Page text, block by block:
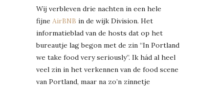
Wij verbleven drie nachten in een hele
fijne AirBNB in de wijk Division. Het
informatieblad van de hosts dat op het
bureautje lag begon met de zin “In Portland
we take food very seriously”. Ik hád al heel
veel zin in het verkennen van de food scene
van Portland, maar na zo’n zinnetje